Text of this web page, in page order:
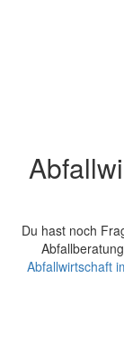
Du hast noch
Abfallwirtschaft